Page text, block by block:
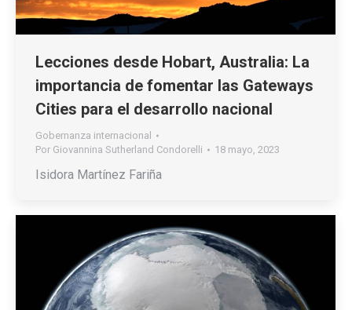
Lecciones desde Hobart, Australia: La
importancia de fomentar las Gateways
Cities para el desarrollo nacional
Gobernanza internacional
Por Giovannina Sutherland Condorelli 18 mayo, 2023
Isidora Martínez Fariña